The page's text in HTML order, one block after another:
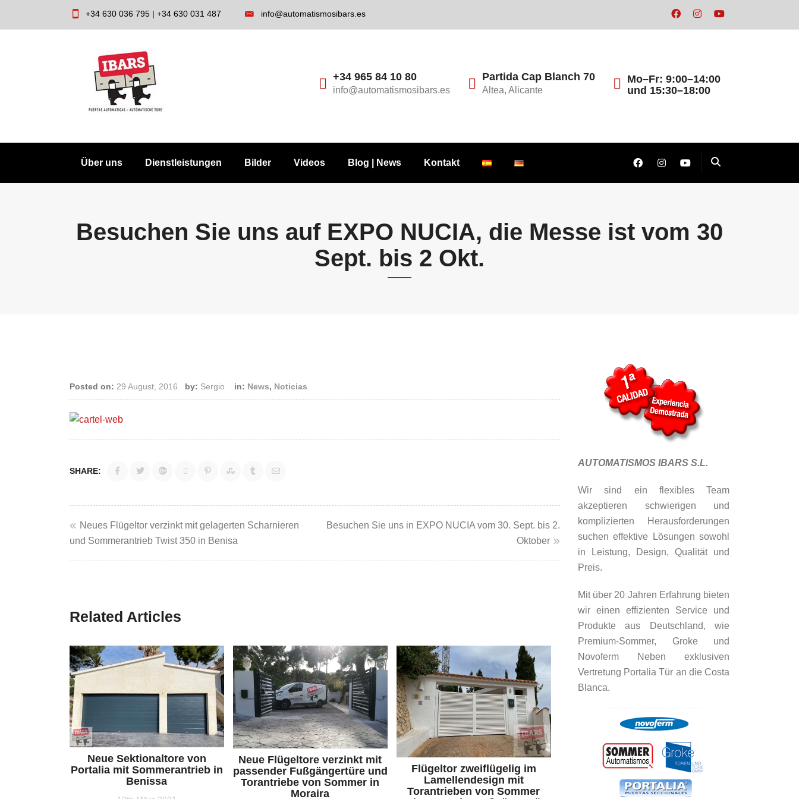
+34 630 036 795 | +34 630 031 487 info@automatismosibars.es
+34 965 84 10 80
info@automatismosibars.es
Partida Cap Blanch 70
Altea, Alicante
Mo–Fr: 9:00–14:00
und 15:30–18:00
Über uns Dienstleistungen Bilder Videos Blog | News Kontakt
Besuchen Sie uns auf EXPO NUCIA, die Messe ist vom 30
Sept. bis 2 Okt.
Posted on: 29 August, 2016 by: Sergio in: News, Noticias
SHARE:
Beitragsnavigation
Neues Flügeltor verzinkt mit gelagerten Scharnieren
und Sommerantrieb Twist 350 in Benisa
Besuchen Sie uns in EXPO NUCIA vom 30. Sept. bis 2.
Oktober
Related Articles
Neue Sektionaltore von
Portalia mit Sommerantrieb in
Benissa
Neue Flügeltore verzinkt mit
passender Fußgängertüre und
Torantriebe von Sommer in
Moraira
Flügeltor zweiflügelig im
Lamellendesign mit
Torantrieben von Sommer
AUTOMATISMOS IBARS S.L.
Wir sind ein flexibles Team
akzeptieren schwierigen und
komplizierten Herausforderungen
suchen effektive Lösungen sowohl
in Leistung, Design, Qualität und
Preis.
Mit über 20 Jahren Erfahrung bieten
wir einen effizienten Service und
Produkte aus Deutschland, wie
Premium-Sommer, Groke und
Novoferm Neben exklusiven
Vertretung Portalia Tür an die Costa
Blanca.